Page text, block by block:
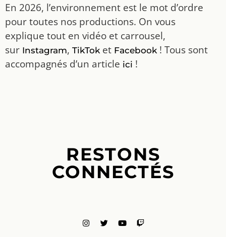
En 2026, l’environnement est le mot d’ordre
pour toutes nos productions. On vous
explique tout en vidéo et carrousel,
sur Instagram, TikToket Facebook! Tous sont
accompagnés d’un article ici !
RESTONS
CONNECTÉS